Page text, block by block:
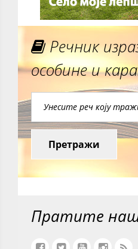
Речник
особине и
Претражи
Пратите